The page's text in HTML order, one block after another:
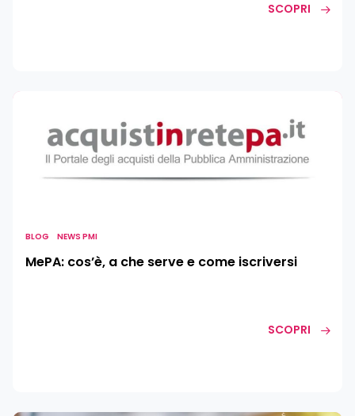
SCOPRI
MePA:
serve
iscriversi
BLOG NEWS PMI
MePA: cos’è, a che serve e come iscriversi
SCOPRI